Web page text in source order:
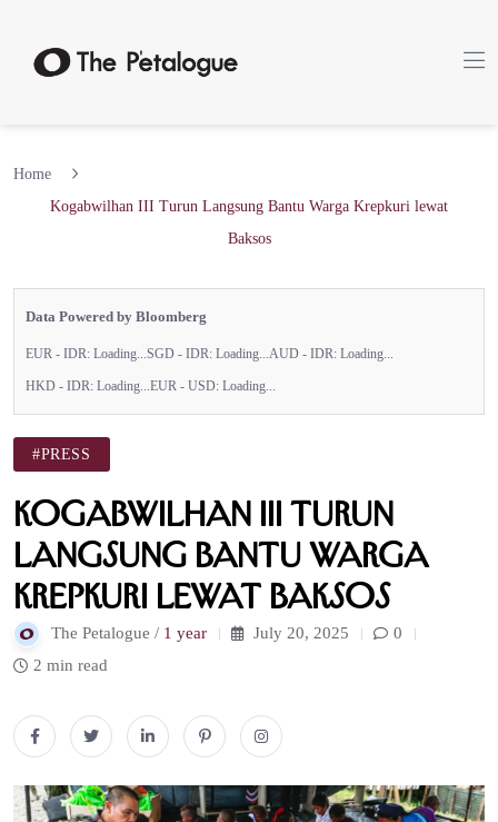
Home
Kogabwilhan III Turun Langsung Bantu Warga Krepkuri lewat
Baksos
Data Powered by Bloomberg
EUR - IDR: Loading... SGD - IDR: Loading... AUD - IDR: Loading...
HKD - IDR: Loading... EUR - USD: Loading...
#PRESS
Kogabwilhan III Turun
Langsung Bantu Warga
Krepkuri lewat Baksos
The Petalogue / 1 year July 20, 2025
0
2 min read